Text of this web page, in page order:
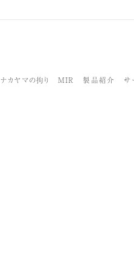
ナカヤマの拘り MIR 製品紹介 サ